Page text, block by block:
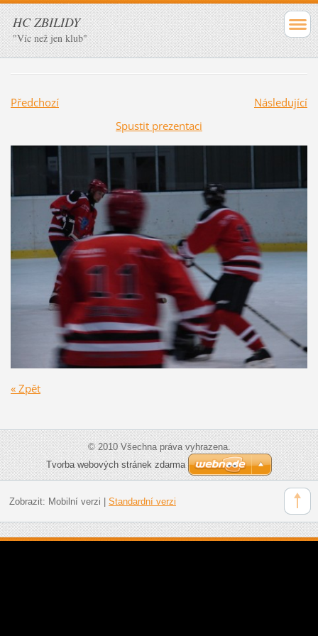
HC ZBILIDY
"Víc než jen klub"
Předchozí
Následující
Spustit prezentaci
« Zpět
© 2010 Všechna práva vyhrazena.
Tvorba webových stránek zdarma
Zobrazit: Mobilní verzi Standardní verzi